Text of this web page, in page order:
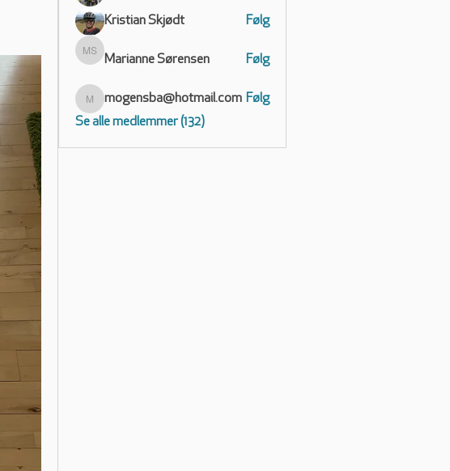
Kristian Skjødt Følg
Marianne Sørensen
Marianne Sørensen Følg
mogensba@hotmail.com
mogensba@hotmail.com Følg
Se alle medlemmer (132)